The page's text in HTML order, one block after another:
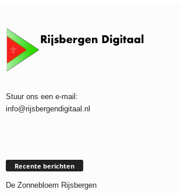
Stuur ons een e-mail:
info@rijsbergendigitaal.nl
Recente berichten
De Zonnebloem Rijsbergen